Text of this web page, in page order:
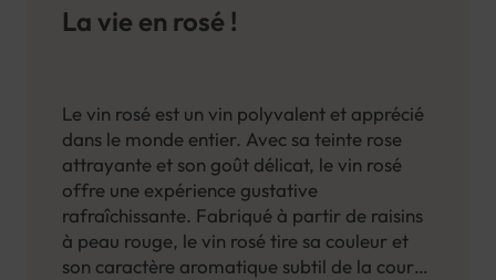
La vie en rosé !
Le vin rosé est un vin polyvalent et apprécié
dans le monde entier. Avec sa teinte rose
attrayante et son goût délicat, le vin rosé
offre une expérience gustative
rafraîchissante. Fabriqué à partir de raisins
à peau rouge, le vin rosé tire sa couleur et
son caractère aromatique subtil de la courte